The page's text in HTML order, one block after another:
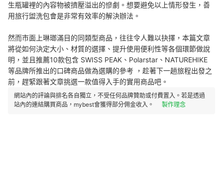
生瓶罐裡的內容物被擠壓溢出的慘劇。想要避免以上情形發生，善
用旅行盥洗包會是非常有效率的解決辦法。
然而市面上琳瑯滿目的同類型商品，往往令人難以抉擇，本篇文章
將從如何決定大小、材質的選擇、提升使用便利性等各個環節做說
明，並且推薦10款包含 SWISS PEAK、Polarstar、NATUREHIKE
等品牌所推出的口碑商品做為選購的參考 ，趁著下一趟旅程出發之
前，趕緊跟著文章挑選一款值得入手的實用商品吧。
網站內的評論與排名各自獨立，不受任何品牌贊助或付費置入。若是透過
站內的連結購買商品，mybest會獲得部分佣金收入。
製作理念